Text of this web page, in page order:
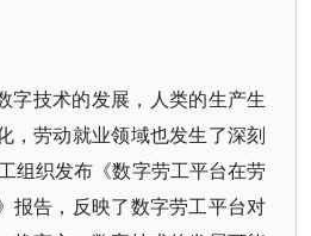
字技术的发展，人类的生产生
，劳动就业领域也发生了深刻
组织发布《数字劳工平台在劳
报告，反映了数字劳工平台对